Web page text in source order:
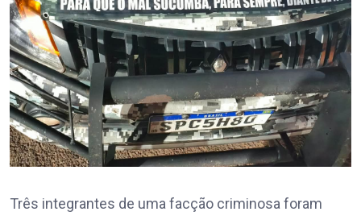
Três integrantes de uma facção criminosa foram